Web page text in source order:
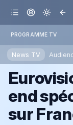
PROGRAMME TV
News TV
end
sur